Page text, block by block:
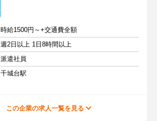
時給1500円～+交通費全額
週2日以上 1日8時間以上
派遣社員
千城台駅
この企業の求人一覧を見る